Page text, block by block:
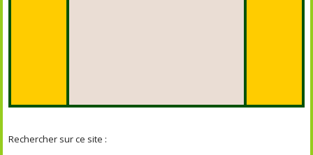
Rechercher sur ce site :